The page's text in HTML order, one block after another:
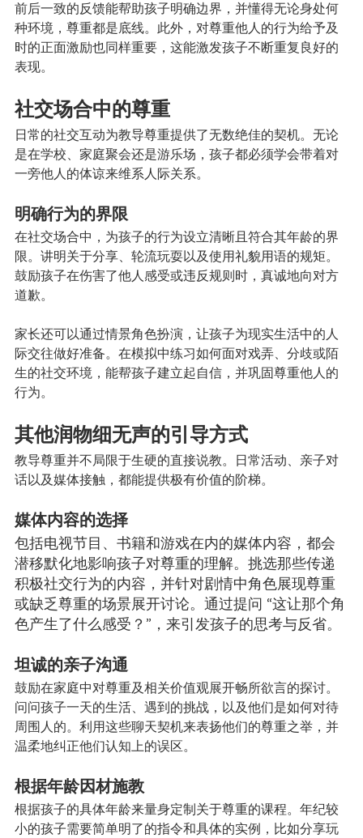
前后一致的反馈能帮助孩子明确边界，并懂得无论身处何
种环境，尊重都是底线。此外，对尊重他人的行为给予及
时的正面激励也同样重要，这能激发孩子不断重复良好的
表现。
社交场合中的尊重
日常的社交互动为教导尊重提供了无数绝佳的契机。无论
是在学校、家庭聚会还是游乐场，孩子都必须学会带着对
一旁他人的体谅来维系人际关系。
明确行为的界限
在社交场合中，为孩子的行为设立清晰且符合其年龄的界
限。讲明关于分享、轮流玩耍以及使用礼貌用语的规矩。
鼓励孩子在伤害了他人感受或违反规则时，真诚地向对方
道歉。
家长还可以通过情景角色扮演，让孩子为现实生活中的人
际交往做好准备。在模拟中练习如何面对戏弄、分歧或陌
生的社交环境，能帮孩子建立起自信，并巩固尊重他人的
行为。
其他润物细无声的引导方式
教导尊重并不局限于生硬的直接说教。日常活动、亲子对
话以及媒体接触，都能提供极有价值的阶梯。
媒体内容的选择
包括电视节目、书籍和游戏在内的媒体内容，都会
潜移默化地影响孩子对尊重的理解。挑选那些传递
积极社交行为的内容，并针对剧情中角色展现尊重
或缺乏尊重的场景展开讨论。通过提问 “这让那个角
色产生了什么感受？”，来引发孩子的思考与反省。
坦诚的亲子沟通
鼓励在家庭中对尊重及相关价值观展开畅所欲言的探讨。
问问孩子一天的生活、遇到的挑战，以及他们是如何对待
周围人的。利用这些聊天契机来表扬他们的尊重之举，并
温柔地纠正他们认知上的误区。
根据年龄因材施教
根据孩子的具体年龄来量身定制关于尊重的课程。年纪较
小的孩子需要简单明了的指令和具体的实例，比如分享玩